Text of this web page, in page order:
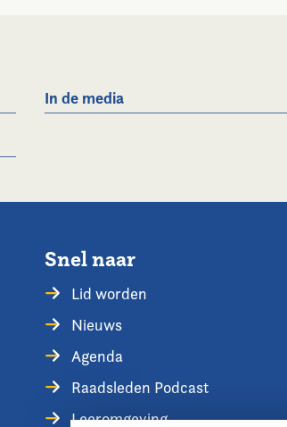
In de media
Snel naar
Lid worden
Nieuws
Agenda
Raadsleden Podcast
Leeromgeving